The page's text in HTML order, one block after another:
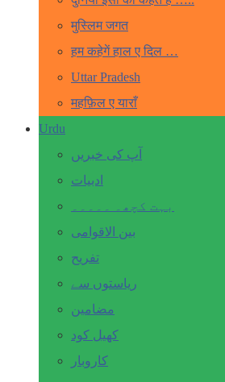
मुस्लिम जगत
हम कहेगें हाल ए दिल …
Uttar Pradesh
महफ़िल ए याराँ
Urdu
آپ کی خبریں
ادبیات
بہت کچھ۔ ۔۔۔۔۔
بین الاقوامی
تفریح
ریاستوں سے
مضامین
کھیل کود
کاروبار